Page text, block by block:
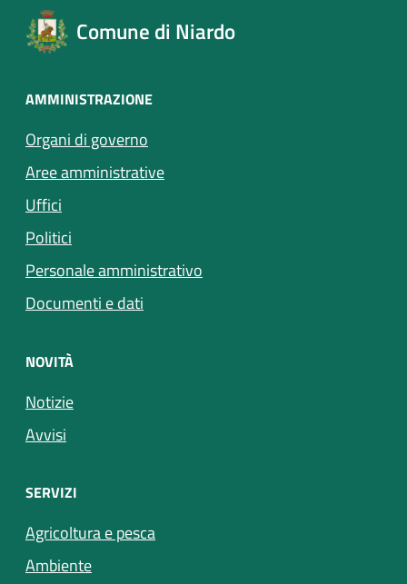
Comune di Niardo
AMMINISTRAZIONE
Organi di governo
Aree amministrative
Uffici
Politici
Personale amministrativo
Documenti e dati
NOVITÀ
Notizie
Avvisi
SERVIZI
Agricoltura e pesca
Ambiente